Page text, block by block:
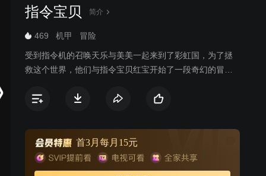
指令宝贝 简介
469 机甲 冒险
受到指令机的召唤天乐与美美一起来到了彩虹国，为了拯
救这个世界，他们与指令宝贝红宝开始了一段奇幻的冒险
伴，最终凭着友情、爱与正义的力量拯救了彩虹国。
首3月每月15元